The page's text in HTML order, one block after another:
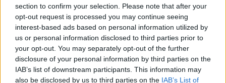
section to confirm your selection. Please note that after your
opt-out request is processed you may continue seeing
interest-based ads based on personal information utilized by
us or personal information disclosed to third parties prior to
your opt-out. You may separately opt-out of the further
disclosure of your personal information by third parties on the
IAB’s list of downstream participants. This information may
also be disclosed by us to third parties on the IAB’s List of